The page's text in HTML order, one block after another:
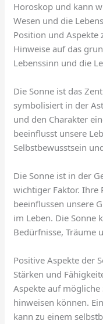
Horoskop und kann
Wesen und die
Position und Aspekte
Hinweise auf das
Lebenssinn und die
Die Sonne ist das
symbolisiert in der
und den Charakter
beeinflusst unsere
Selbstbewusstsein
Die Sonne ist in der
wichtiger Faktor. Ihre
beeinflussen unsere
im Leben. Die Sonne
Bedürfnisse, Träume
Positive Aspekte der
Stärken und
Aspekte auf
hinweisen können.
kann zu einem